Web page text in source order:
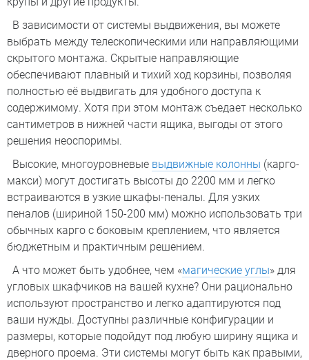
В зависимости от системы выдвижения, вы можете
выбрать между телескопическими или направляющими
скрытого монтажа. Скрытые направляющие
обеспечивают плавный и тихий ход корзины, позволяя
полностью её выдвигать для удобного доступа к
содержимому. Хотя при этом монтаж съедает несколько
сантиметров в нижней части ящика, выгоды от этого
решения неоспоримы.
Высокие, многоуровневые выдвижные колонны (карго-
макси) могут достигать высоты до 2200 мм и легко
встраиваются в узкие шкафы-пеналы. Для узких
пеналов (шириной 150-200 мм) можно использовать три
обычных карго с боковым креплением, что является
бюджетным и практичным решением.
А что может быть удобнее, чем «магические углы» для
угловых шкафчиков на вашей кухне? Они рационально
используют пространство и легко адаптируются под
ваши нужды. Доступны различные конфигурации и
размеры, которые подойдут под любую ширину ящика и
дверного проема. Эти системы могут быть как правыми,